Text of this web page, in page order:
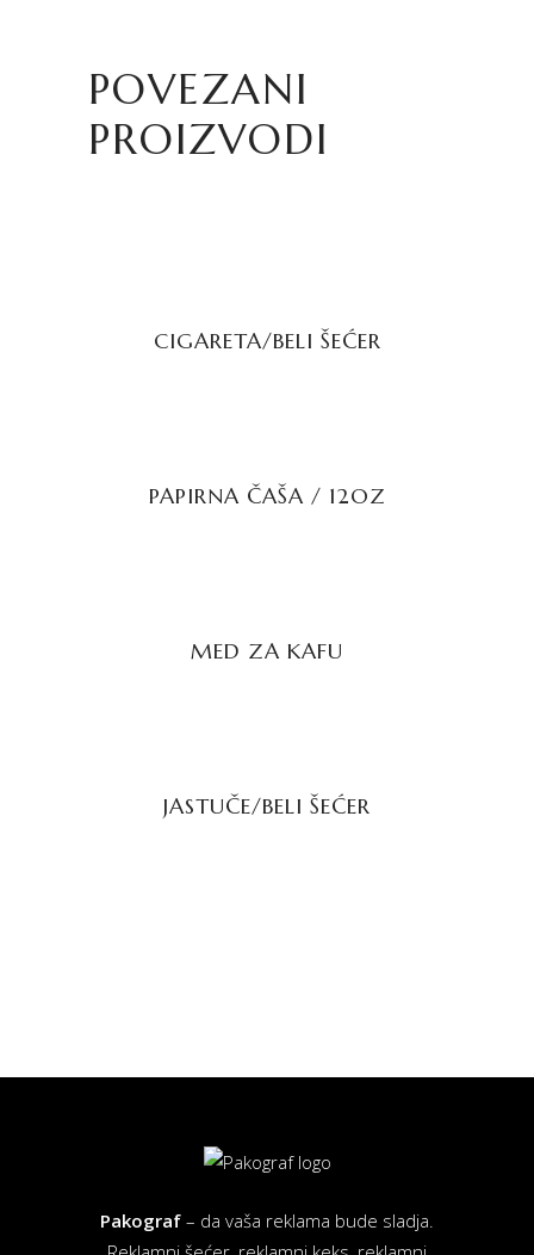
POVEZANI
PROIZVODI
CIGARETA/BELI ŠEĆER
PAPIRNA ČAŠA / 12OZ
MED ZA KAFU
JASTUČE/BELI ŠEĆER
Pakograf – da vaša reklama bude sladja.